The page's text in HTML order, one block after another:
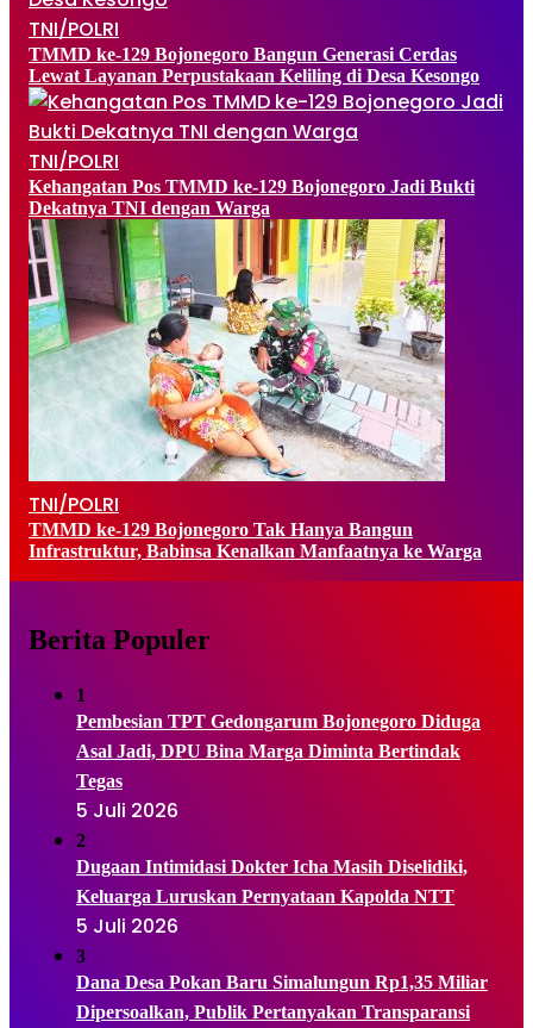
TNI/POLRI
TMMD ke-129 Bojonegoro Bangun Generasi Cerdas
Lewat Layanan Perpustakaan Keliling di Desa Kesongo
TNI/POLRI
Kehangatan Pos TMMD ke-129 Bojonegoro Jadi Bukti
Dekatnya TNI dengan Warga
TNI/POLRI
TMMD ke-129 Bojonegoro Tak Hanya Bangun
Infrastruktur, Babinsa Kenalkan Manfaatnya ke Warga
Berita Populer
1
Pembesian TPT Gedongarum Bojonegoro Diduga
Asal Jadi, DPU Bina Marga Diminta Bertindak
Tegas
5 Juli 2026
2
Dugaan Intimidasi Dokter Icha Masih Diselidiki,
Keluarga Luruskan Pernyataan Kapolda NTT
5 Juli 2026
3
Dana Desa Pokan Baru Simalungun Rp1,35 Miliar
Dipersoalkan, Publik Pertanyakan Transparansi